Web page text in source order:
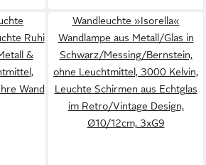
Ruhi
&
Wand
Wandleuchte »Isorella«
Wandlampe aus Metall/Glas in
Schwarz/Messing/Bernstein,
ohne Leuchtmittel, 3000 Kelvin,
Leuchte Schirmen aus Echtglas
im Retro/Vintage Design,
Ø10/12cm, 3xG9